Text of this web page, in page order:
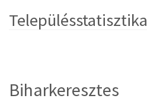
Településstatisztika
Biharkeresztes